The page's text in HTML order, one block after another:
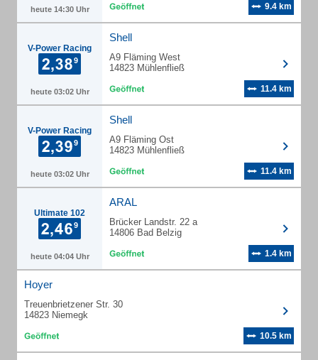
heute 14:30 Uhr 9.4 km
V-Power Racing
heute 03:02 Uhr
Shell
A9 Fläming West
14823 Mühlenfließ
11.4 km
V-Power Racing
heute 03:02 Uhr
Shell
A9 Fläming Ost
14823 Mühlenfließ
11.4 km
Ultimate 102
heute 04:04 Uhr
ARAL
Brücker Landstr. 22 a
14806 Bad Belzig
1.4 km
Hoyer
Treuenbrietzener Str. 30
14823 Niemegk
10.5 km